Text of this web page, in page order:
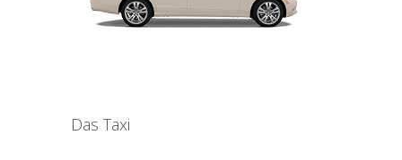
Das Taxi